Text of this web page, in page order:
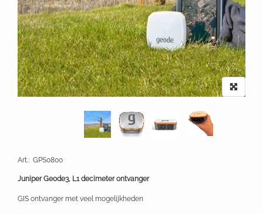
Art.: GPS0800
Juniper Geode3, L1 decimeter ontvanger
GIS ontvanger met veel mogelijkheden